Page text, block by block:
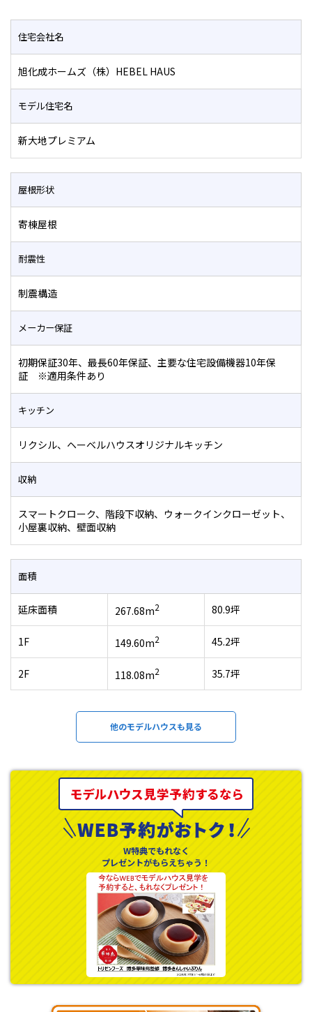
住宅会社名
旭化成ホームズ（株）HEBEL HAUS
モデル住宅名
新大地プレミアム
屋根形状
寄棟屋根
耐震性
制震構造
メーカー保証
初期保証30年、最長60年保証、主要な住宅設備機器10年保
証 ※適用条件あり
キッチン
リクシル、ヘーベルハウスオリジナルキッチン
収納
スマートクローク、階段下収納、ウォークインクローゼット、
小屋裏収納、壁面収納
面積
延床面積 267.68m2 80.9坪
1F 149.60m2 45.2坪
2F 118.08m2 35.7坪
他のモデルハウスも見る
W特典でもれなく
プレゼントがもらえちゃう！